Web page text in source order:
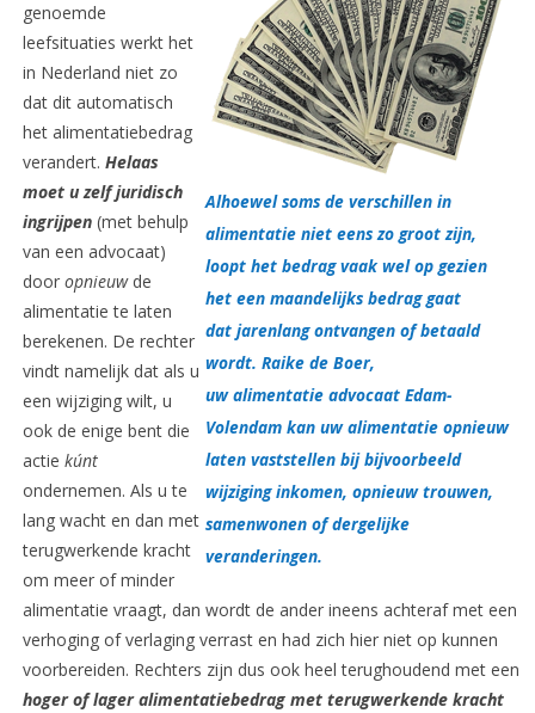
Alhoewel soms de verschillen in
alimentatie niet eens zo groot zijn,
loopt het bedrag vaak wel op gezien
het een maandelijks bedrag gaat
dat jarenlang ontvangen of betaald
wordt. Raike de Boer,
uw alimentatie advocaat Edam-
Volendam kan uw alimentatie opnieuw
laten vaststellen bij bijvoorbeeld
wijziging inkomen, opnieuw trouwen,
samenwonen of dergelijke
veranderingen.
genoemde
leefsituaties werkt het
in Nederland niet zo
dat dit automatisch
het alimentatiebedrag
verandert. Helaas
moet u zelf juridisch
ingrijpen(met behulp
van een advocaat)
door opnieuwde
alimentatie te laten
berekenen. De rechter
vindt namelijk dat als u
een wijziging wilt, u
ook de enige bent die
actie kúnt
ondernemen. Als u te
lang wacht en dan met
terugwerkende kracht
om meer of minder
alimentatie vraagt, dan wordt de ander ineens achteraf met een
verhoging of verlaging verrast en had zich hier niet op kunnen
voorbereiden. Rechters zijn dus ook heel terughoudend met een
hoger of lager alimentatiebedrag met terugwerkende kracht